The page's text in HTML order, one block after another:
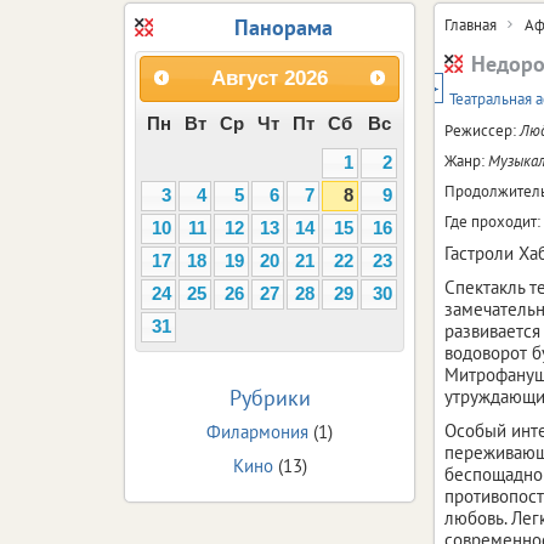
Главная
12+
Театральная
Режиссер:
Жанр:
Где проходит:
Гастроли
Спектакль
водоворот
Особый
любовь.
Панорама
Август 2026
Пн Вт Ср Чт Пт Сб
Вс
1
2
3
4 5 6 7 8
9
10
11 12 13 14 15
16
17
18 19 20 21 22
23
24
25 26 27 28 29
30
31
Рубрики
Филармония (1)
Кино(13)